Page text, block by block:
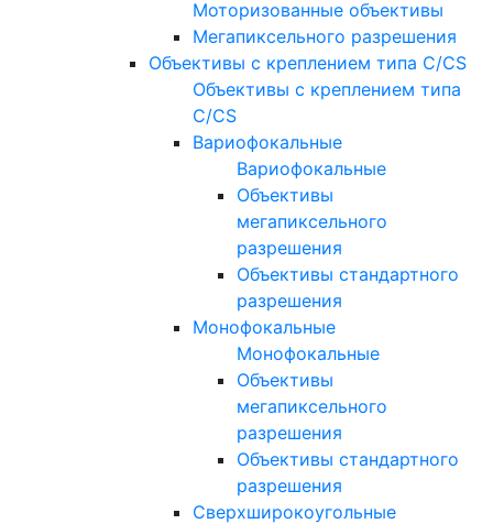
Моторизованные объективы
Мегапиксельного разрешения
Объективы с креплением типа C/CS
Объективы с креплением типа
C/CS
Вариофокальные
Вариофокальные
Объективы
мегапиксельного
разрешения
Объективы стандартного
разрешения
Монофокальные
Монофокальные
Объективы
мегапиксельного
разрешения
Объективы стандартного
разрешения
Сверхширокоугольные